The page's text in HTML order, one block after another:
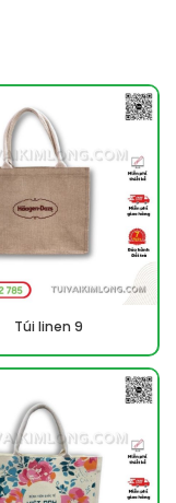
Túi linen 9